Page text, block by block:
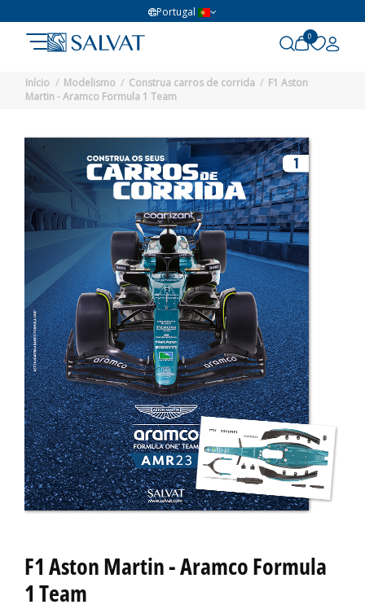
Portugal
0
Início Modelismo Construa carros de corrida
F1 Aston
Martin - Aramco Formula 1 Team
F1 Aston Martin - Aramco Formula
1 Team